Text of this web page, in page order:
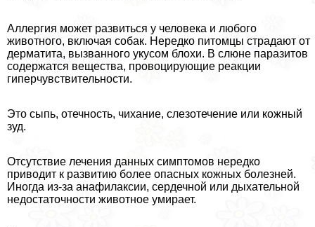
Аллергия может развиться у человека и любого
животного, включая собак. Нередко питомцы страдают от
дерматита, вызванного укусом блохи. В слюне паразитов
содержатся вещества, провоцирующие реакции
гиперчувствительности.
Это сыпь, отечность, чихание, слезотечение или кожный
зуд.
Отсутствие лечения данных симптомов нередко
приводит к развитию более опасных кожных болезней.
Иногда из-за анафилаксии, сердечной или дыхательной
недостаточности животное умирает.